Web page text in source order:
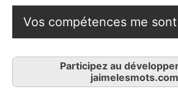
Vos compétences me
Participez au